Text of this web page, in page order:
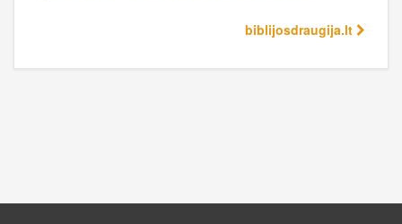
biblijosdraugija.lt